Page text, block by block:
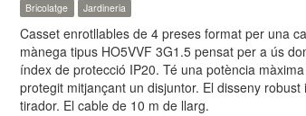
Bricolatge Jardineria
Casset enrotllables de 4 preses format per una
mànega tipus HO5VVF 3G1.5 pensat per a ús
índex de protecció IP20. Té una potència
protegit mitjançant un disjuntor. El disseny
tirador. El cable de 10 m de llarg.